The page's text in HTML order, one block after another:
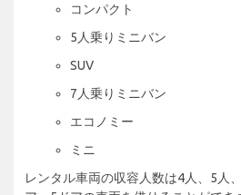
コンパクト
5人乗りミニバン
SUV
7人乗りミニバン
エコノミー
ミニ
レンタル車両の収容人数は4人、5人